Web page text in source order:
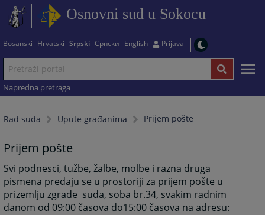
Osnovni sud u Sokocu
Bosanski Hrvatski Srpski Српски English Prijava
Napredna pretraga
Rad suda Upute građanima Prijem pošte
Prijem pošte
Svi podnesci, tužbe, žalbe, molbe i razna druga
pismena predaju se u prostoriji za prijem pošte u
prizemlju zgrade suda, soba br.34, svakim radnim
danom od 09:00 časova do15:00 časova na adresu: